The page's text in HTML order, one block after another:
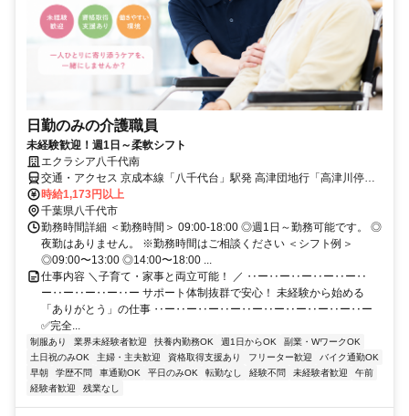
日勤のみの介護職員
未経験歓迎！週1日～柔軟シフト
エクラシア八千代南
交通・アクセス 京成本線「八千代台」駅発 高津団地行「高津川停留
所」降車後4分 / 京成本線 八千代台駅より徒歩30分
時給1,173円以上
千葉県八千代市
勤務時間詳細 ＜勤務時間＞ 09:00-18:00 ◎週1日～勤務可能です。 ◎
夜勤はありません。 ※勤務時間はご相談ください ＜シフト例＞
◎09:00〜13:00 ◎14:00〜18:00 ...
仕事内容 ＼子育て・家事と両立可能！ ／ ‥ー‥ー‥ー‥ー‥ー‥
ー‥ー‥ー‥ー‥ー サポート体制抜群で安心！ 未経験から始める
「ありがとう」の仕事 ‥ー‥ー‥ー‥ー‥ー‥ー‥ー‥ー‥ー‥ー
✅完全...
制服あり 業界未経験者歓迎 扶養内勤務OK 週1日からOK
副業・WワークOK
土日祝のみOK
主婦・主夫歓迎 資格取得支援あり フリーター歓迎
バイク通勤OK
早朝
学歴不問 車通勤OK 平日のみOK 転勤なし 経験不問 未経験者歓迎
午前
経験者歓迎
残業なし